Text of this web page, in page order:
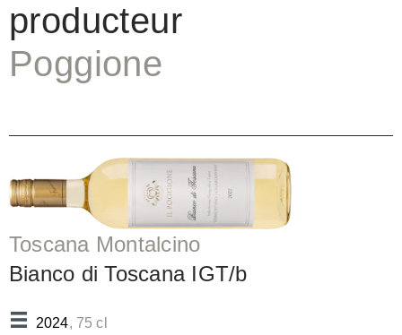
producteur
Poggione
Toscana Montalcino
Bianco di Toscana IGT/b
2024, 75 cl